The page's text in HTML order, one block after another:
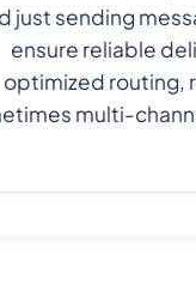
just sending
ensure reliable
optimized routing,
multi-